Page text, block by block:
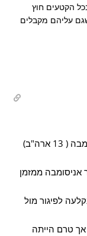
הקטעים חוץ
עליהם מקבלים
אניסומבה ממזמן
לפיגור מול
קודמים 2 מערכות אך טרם הייתה